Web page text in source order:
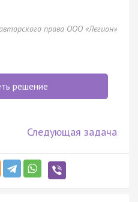
права ООО «Легион»
решение
Следующая задача